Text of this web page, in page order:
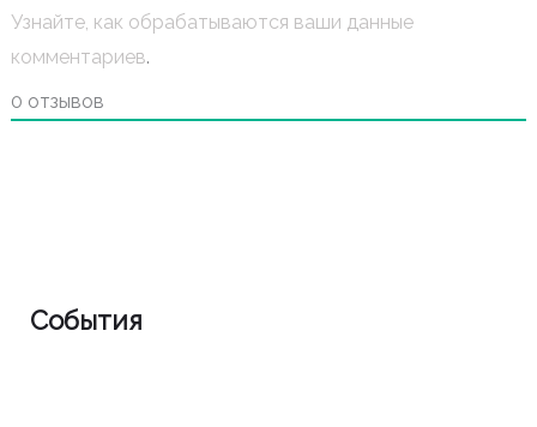
Узнайте, как обрабатываются ваши данные
комментариев.
0 отзывов
События